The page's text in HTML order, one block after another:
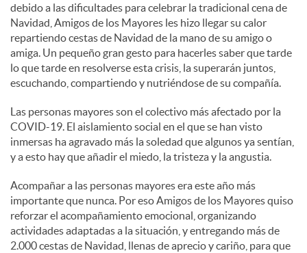
i
d
o
s
debido a las dificultades para celebrar la tradicional cena de
Navidad, Amigos de los Mayores les hizo llegar su calor
repartiendo cestas de Navidad de la mano de su amigo o
amiga. Un pequeño gran gesto para hacerles saber que tarde
lo que tarde en resolverse esta crisis, la superarán juntos,
escuchando, compartiendo y nutriéndose de su compañía.
Las personas mayores son el colectivo más afectado por la
COVID-19. El aislamiento social en el que se han visto
inmersas ha agravado más la soledad que algunos ya sentían,
y a esto hay que añadir el miedo, la tristeza y la angustia.
Acompañar a las personas mayores era este año más
importante que nunca. Por eso Amigos de los Mayores quiso
reforzar el acompañamiento emocional, organizando
actividades adaptadas a la situación, y entregando más de
2.000 cestas de Navidad, llenas de aprecio y cariño, para que